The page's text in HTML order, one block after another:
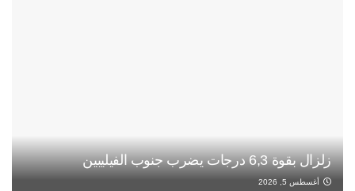
زلزال بقوة 6,3 درجات يضرب جنوب الفيليبين
أغسطس 5, 2026